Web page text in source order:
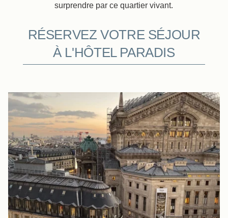
surprendre par ce quartier vivant.
RÉSERVEZ VOTRE SÉJOUR
À L'HÔTEL PARADIS